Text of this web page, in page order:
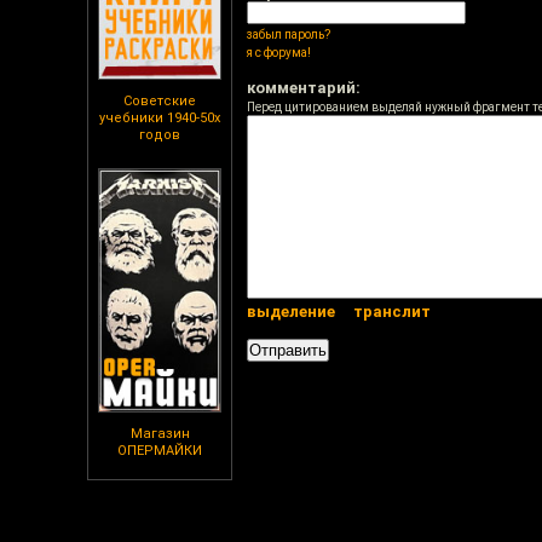
Советские
учебники 1940-50х
годов
Магазин
ОПЕРМАЙКИ
забыл пароль?
я с форума!
комментарий:
Перед цитированием выделяй нужный фрагмент
выделение транслит